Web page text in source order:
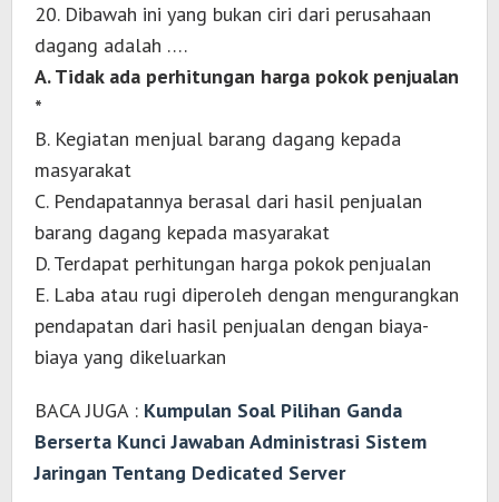
20. Dibawah ini yang bukan ciri dari perusahaan
dagang adalah ….
A. Tidak ada perhitungan harga pokok penjualan
*
B. Kegiatan menjual barang dagang kepada
masyarakat
C. Pendapatannya berasal dari hasil penjualan
barang dagang kepada masyarakat
D. Terdapat perhitungan harga pokok penjualan
E. Laba atau rugi diperoleh dengan mengurangkan
pendapatan dari hasil penjualan dengan biaya-
biaya yang dikeluarkan
BACA JUGA : Kumpulan Soal Pilihan Ganda
Berserta Kunci Jawaban Administrasi Sistem
Jaringan Tentang Dedicated Server